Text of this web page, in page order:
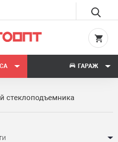
ГАРАЖ
стеклоподъемника